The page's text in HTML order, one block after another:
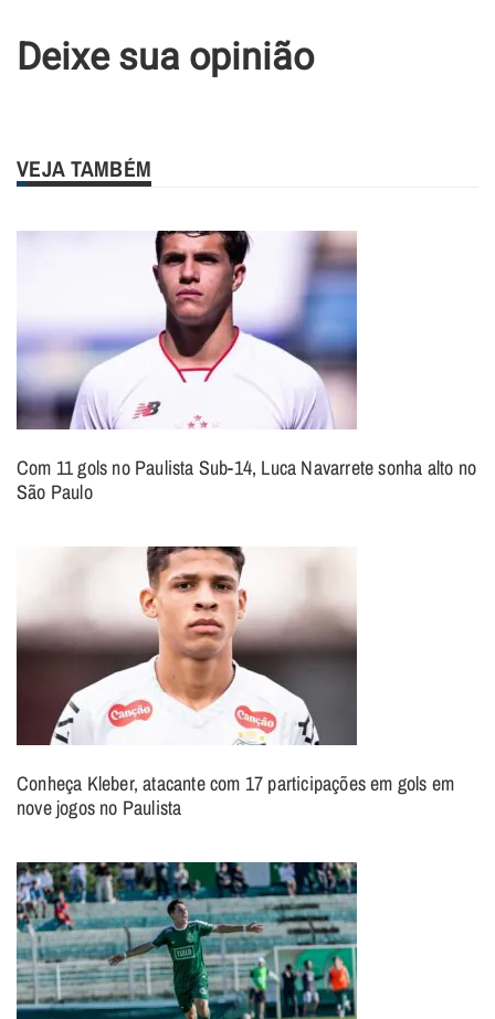
Deixe sua opinião
VEJA TAMBÉM
Com 11 gols no Paulista Sub-14, Luca Navarrete sonha alto no
São Paulo
Conheça Kleber, atacante com 17 participações em gols em
nove jogos no Paulista